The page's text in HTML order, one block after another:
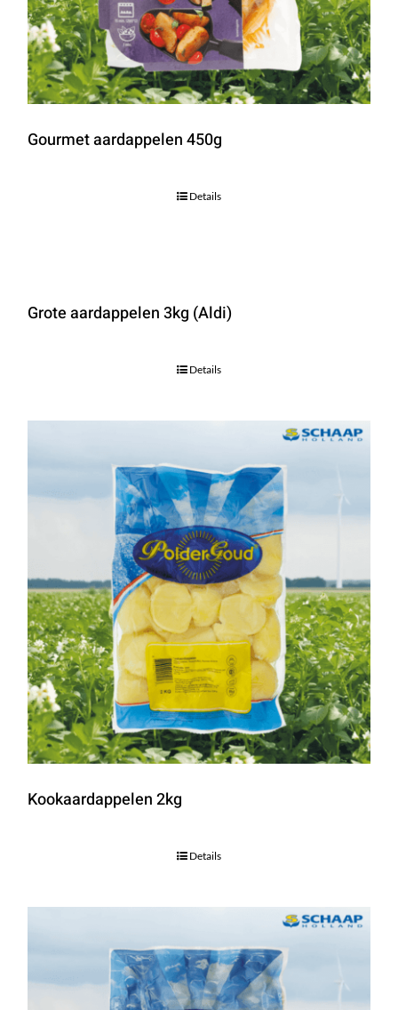
Gourmet aardappelen 450g
Details
Grote aardappelen 3kg (Aldi)
Details
Kookaardappelen 2kg
Details